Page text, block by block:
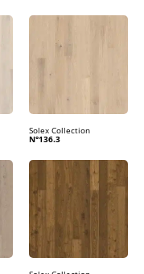
Solex Collection
N°136.3